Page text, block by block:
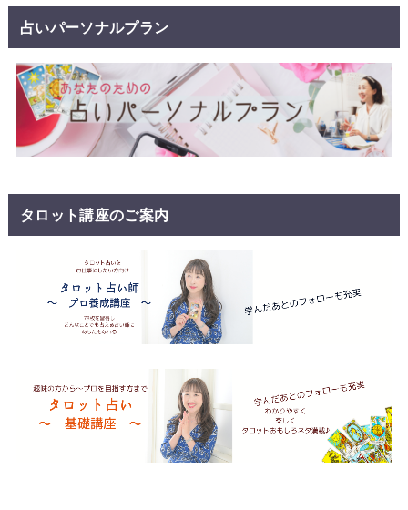
占いパーソナルプラン
タロット講座のご案内